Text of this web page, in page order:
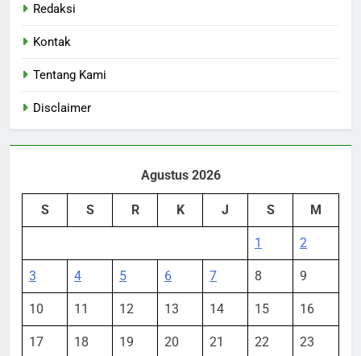
Redaksi
Kontak
Tentang Kami
Disclaimer
Agustus 2026
S S R K J S M
1 2
3 4 5 6 7 8 9
10 11 12 13 14 15 16
17 18 19 20 21 22 23